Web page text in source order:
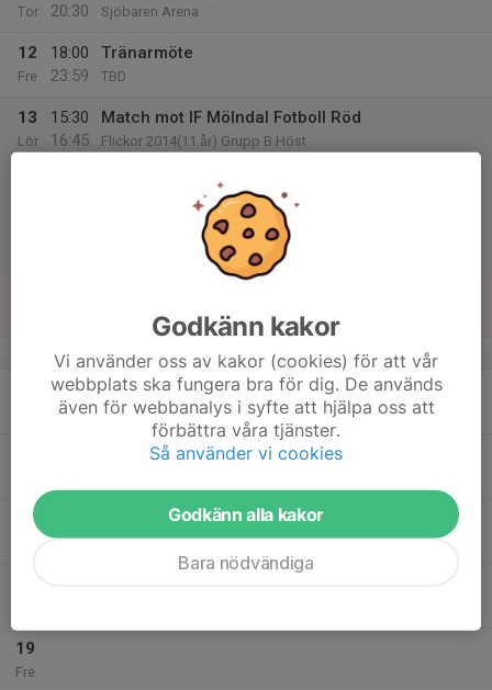
Tor
20:30
Sjöbaren Arena
12
Fre
18:00
23:59
Tränarmöte
TBD
13
Lör
15:30
16:45
Match mot IF Mölndal Fotboll Röd
Flickor 2014(11 år) Grupp B Höst
Match mot IF Mölndal Fotboll Vit
Flickor 2014(11 år) Grupp B Höst
v.38
18:00
19:30
Fotbollsträning F-14
Sjöbaren Arena
17
19
Fre
Godkänn kakor
Vi använder oss av kakor (cookies) för att vår
webbplats ska fungera bra för dig. De används
även för webbanalys i syfte att hjälpa oss att
förbättra våra tjänster.
Så använder vi cookies
Godkänn alla kakor
Bara nödvändiga